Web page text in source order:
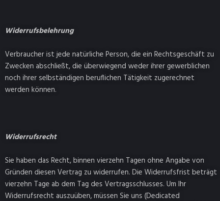
Widerrufsbelehrung
Verbraucher ist jede natürliche Person, die ein Rechtsgeschäft zu
Zwecken abschließt, die überwiegend weder ihrer gewerblichen
noch ihrer selbständigen beruflichen Tätigkeit zugerechnet
werden können.
Widerrufsrecht
Sie haben das Recht, binnen vierzehn Tagen ohne Angabe von
Gründen diesen Vertrag zu widerrufen. Die Widerrufsfrist beträgt
vierzehn Tage ab dem Tag des Vertragsschlusses. Um Ihr
Widerrufsrecht auszuüben, müssen Sie uns (Dedicated